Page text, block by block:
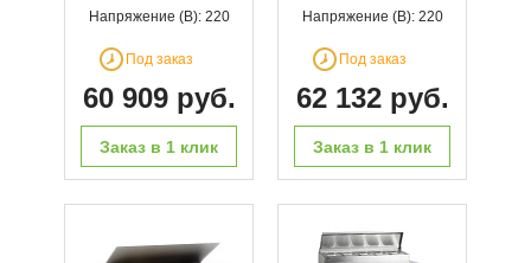
Напряжение (В): 220
Под заказ
60 909 руб.
Заказ в 1 клик
Напряжение (В): 220
Под заказ
62 132 руб.
Заказ в 1 клик